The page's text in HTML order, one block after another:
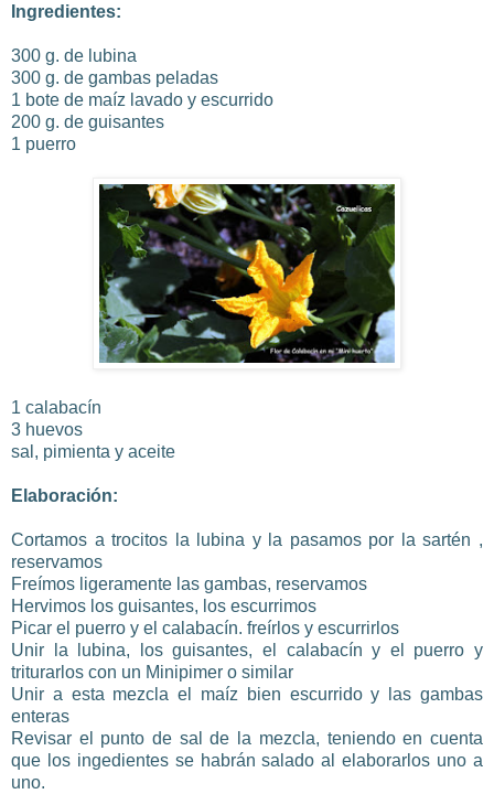
Ingredientes:
300 g. de lubina
300 g. de gambas peladas
1 bote de maíz lavado y escurrido
200 g. de guisantes
1 puerro
1 calabacín
3 huevos
sal, pimienta y aceite
Elaboración:
Cortamos a trocitos la lubina y la pasamos por la sartén ,
reservamos
Freímos ligeramente las gambas, reservamos
Hervimos los guisantes, los escurrimos
Picar el puerro y el calabacín. freírlos y escurrirlos
Unir la lubina, los guisantes, el calabacín y el puerro y
triturarlos con un Minipimer o similar
Unir a esta mezcla el maíz bien escurrido y las gambas
enteras
Revisar el punto de sal de la mezcla, teniendo en cuenta
que los ingedientes se habrán salado al elaborarlos uno a
uno.